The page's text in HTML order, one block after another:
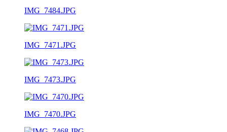
IMG_7484.JPG
IMG_7471.JPG
IMG_7473.JPG
IMG_7470.JPG